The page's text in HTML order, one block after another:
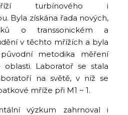
turbínového i
Byla získána řada nových,
o transsonickém a
v těchto mřížích a byla
metodika měření
oblasti. Laboratoř se stala
na světě, v níž se
mříže při M1 ~ 1.
výzkum zahrnoval i